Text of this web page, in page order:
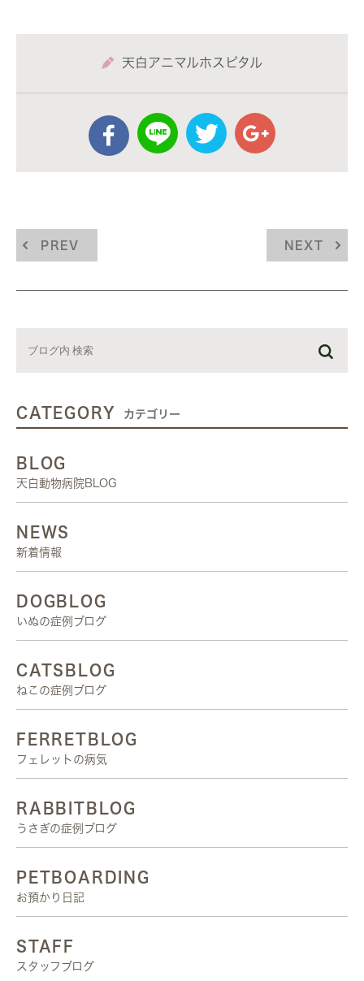
天白アニマルホスピタル
PREV NEXT
CATEGORY カテゴリー
BLOG
天白動物病院BLOG
NEWS
新着情報
DOGBLOG
いぬの症例ブログ
CATSBLOG
ねこの症例ブログ
FERRETBLOG
フェレットの病気
RABBITBLOG
うさぎの症例ブログ
PETBOARDING
お預かり日記
STAFF
スタッフブログ